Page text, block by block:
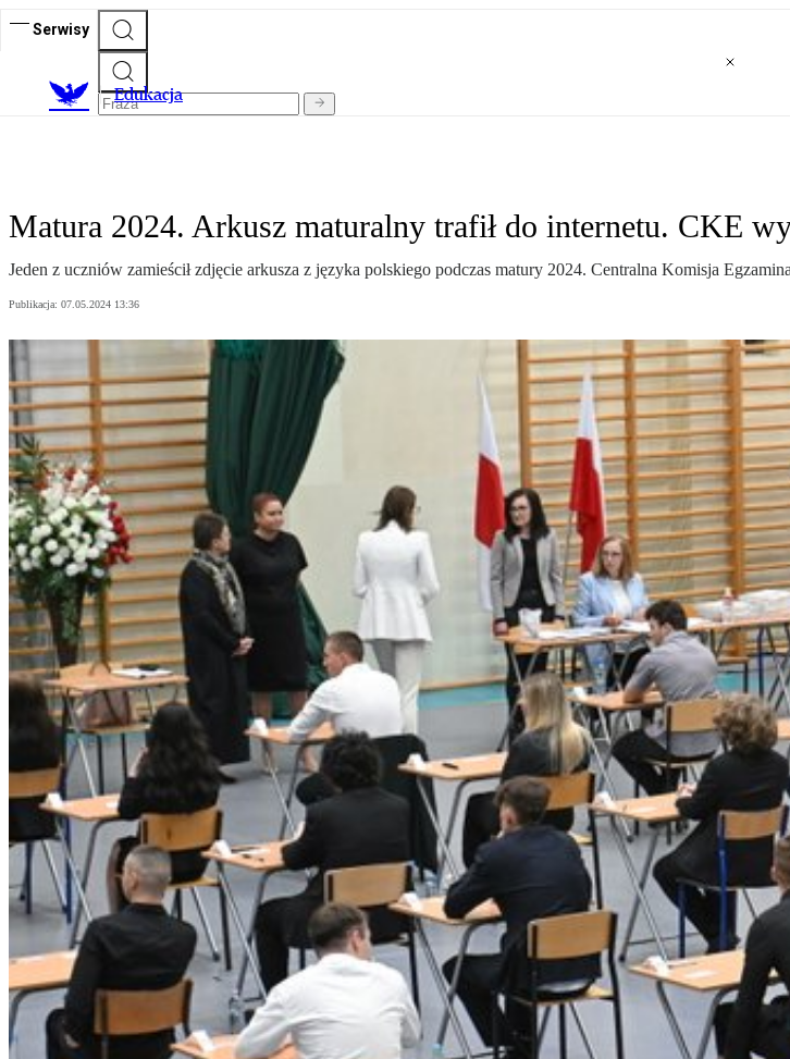
Serwisy
Edukacja
Matura 2024. Arkusz maturalny trafił do internetu. CKE
Jeden z uczniów zamieścił zdjęcie arkusza z języka polskiego podczas matury 2024. Centralna Komisja
Publikacja: 07.05.2024 13:36